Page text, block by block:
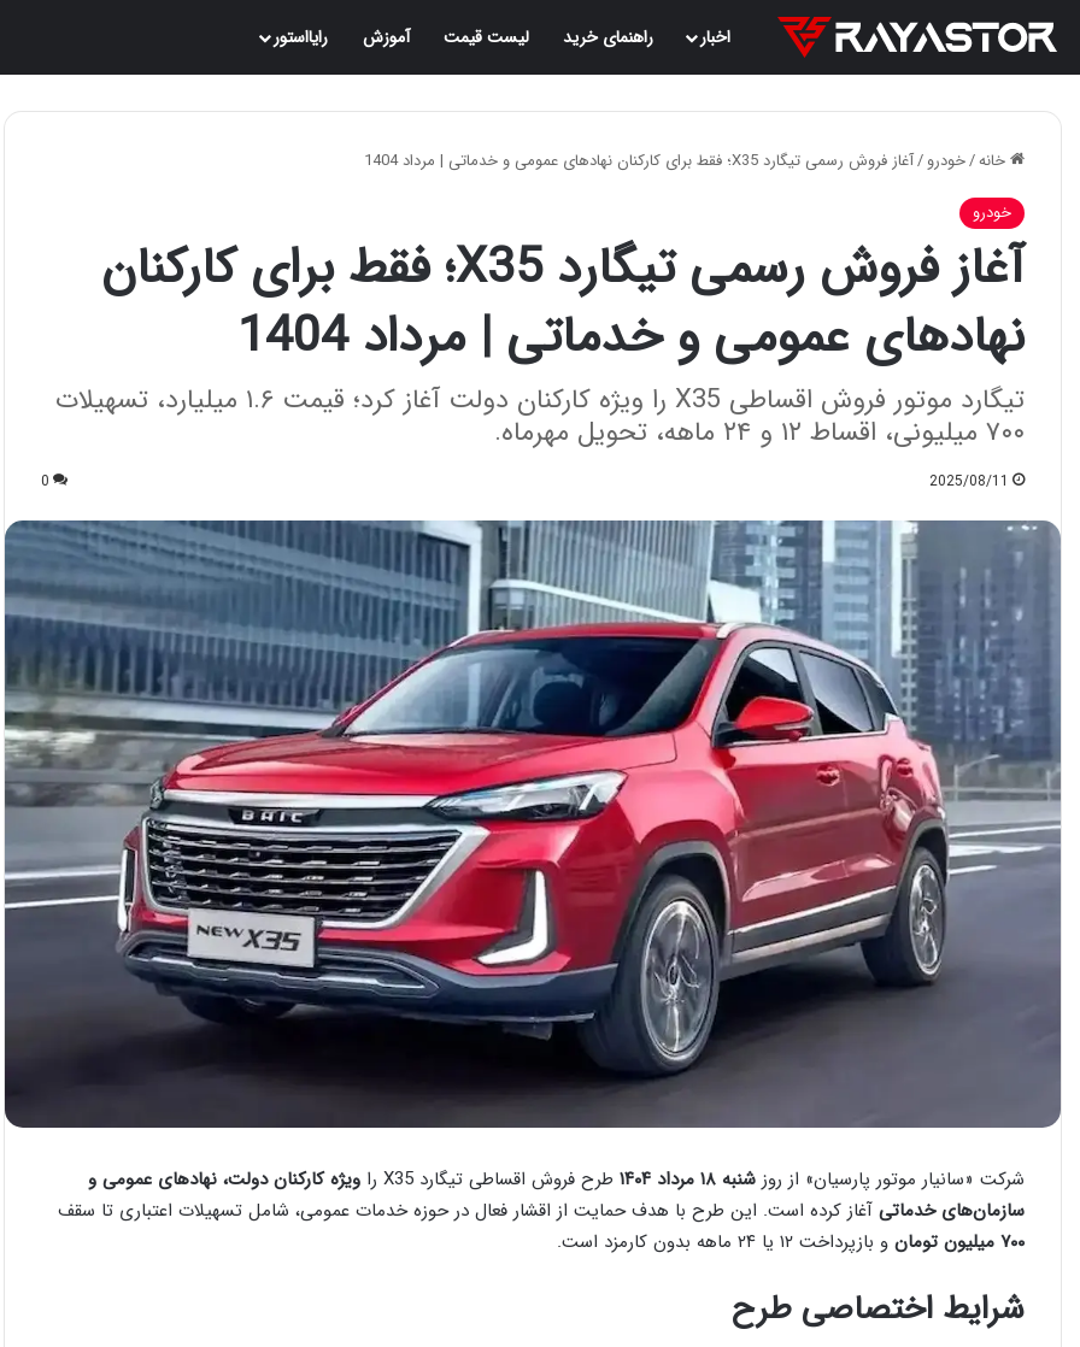
اخبار راهنمای خرید لیست قیمت آموزش رایااستور
خانه/خودرو/آغاز فروش رسمی تیگارد X35؛ فقط برای کارکنان نهادهای عمومی و خدماتی | مرداد 1404
خودرو
آغاز فروش رسمی تیگارد X35؛ فقط برای کارکنان
نهادهای عمومی و خدماتی | مرداد 1404
تیگارد موتور فروش اقساطی X35 را ویژه کارکنان دولت آغاز کرد؛ قیمت ۱.۶ میلیارد، تسهیلات
۷۰۰ میلیونی، اقساط ۱۲ و ۲۴ ماهه، تحویل مهرماه.
2025/08/11
0
شرکت «سانیار موتور پارسیان» از روز شنبه ۱۸ مرداد ۱۴۰۴ طرح فروش اقساطی تیگارد X35 را
ویژه کارکنان دولت، نهادهای عمومی و
سازمان‌های خدماتی آغاز کرده است. این طرح با هدف حمایت از اقشار فعال در حوزه خدمات عمومی، شامل تسهیلات اعتباری تا سقف
۷۰۰ میلیون تومان
و بازپرداخت ۱۲ یا ۲۴ ماهه بدون کارمزد است.
شرایط اختصاصی طرح